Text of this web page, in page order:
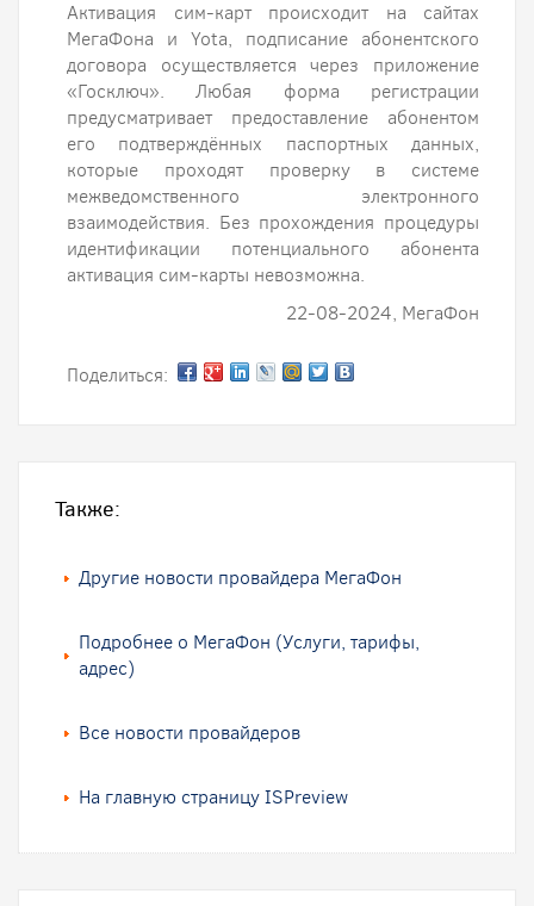
Активация сим-карт происходит на сайтах
МегаФона и Yota, подписание абонентского
договора осуществляется через приложение
«Госключ». Любая форма регистрации
предусматривает предоставление абонентом
его подтверждённых паспортных данных,
которые проходят проверку в системе
межведомственного электронного
взаимодействия. Без прохождения процедуры
идентификации потенциального абонента
активация сим-карты невозможна.
22-08-2024, МегаФон
Поделиться:
Также:
Другие новости провайдера МегаФон
Подробнее о МегаФон (Услуги, тарифы,
адрес)
Все новости провайдеров
На главную страницу ISPreview